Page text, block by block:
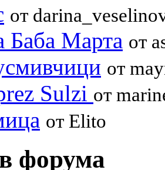
от
Баба Марта от
от
Sulzi от
от Elito
форума